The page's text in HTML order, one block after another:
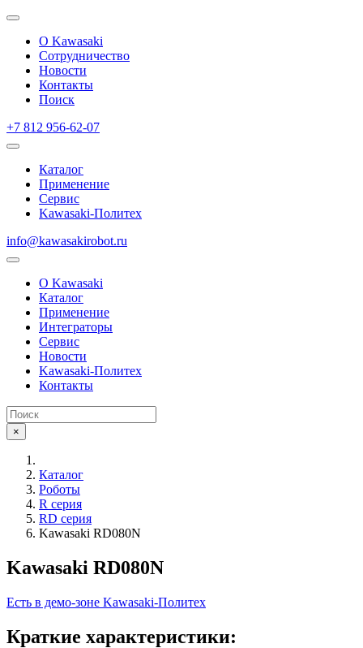
О Kawasaki
Сотрудничество
Новости
Контакты
Поиск
+7 812 956-62-07
Каталог
Применение
Сервис
Kawasaki-Политех
info@kawasakirobot.ru
О Kawasaki
Каталог
Применение
Интеграторы
Сервис
Новости
Kawasaki-Политех
Контакты
×
Каталог
Роботы
R серия
RD серия
Kawasaki RD080N
Kawasaki RD080N
Есть в демо-зоне Kawasaki-Политех
Краткие характеристики: